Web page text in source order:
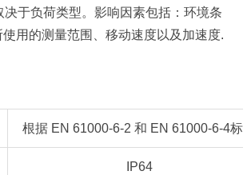
决于负荷类型。影响因素包括：环境条
用的测量范围、移动速度以及加速度.
根据 EN 61000-6-2 和 EN 61000-6-4标
IP64